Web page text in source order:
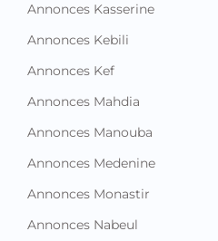
Annonces Kasserine
Annonces Kebili
Annonces Kef
Annonces Mahdia
Annonces Manouba
Annonces Medenine
Annonces Monastir
Annonces Nabeul